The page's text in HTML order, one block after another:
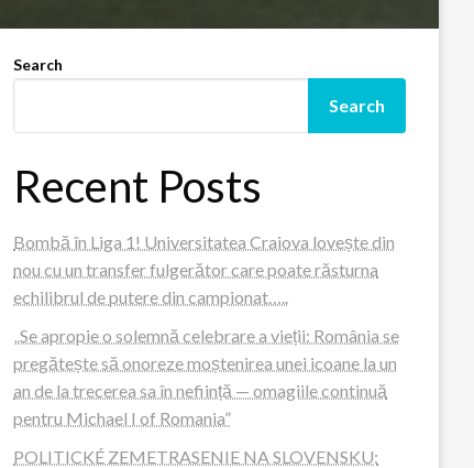
Search
Search
Recent Posts
Bombă în Liga 1! Universitatea Craiova lovește din
nou cu un transfer fulgerător care poate răsturna
echilibrul de putere din campionat…..
„Se apropie o solemnă celebrare a vieții: România se
pregătește să onoreze moștenirea unei icoane la un
an de la trecerea sa în neființă — omagiile continuă
pentru Michael I of Romania”
POLITICKÉ ZEMETRASENIE NA SLOVENSKU: